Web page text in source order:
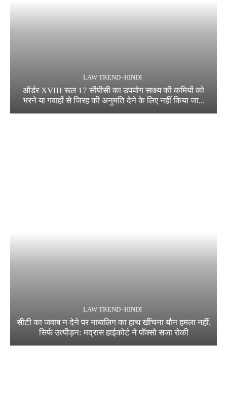
LAW TREND -HINDI
ऑर्डर XVIII रूल 17 सीपीसी का उपयोग साक्ष्य की कमियों को
भरने या गवाहों से जिरह की अनुमति देने के लिए नहीं किया जा...
LAW TREND -HINDI
सीटी का जवाब न देने पर नाबालिग का हाथ खींचना यौन हमला नहीं,
सिर्फ उत्पीड़न: मद्रास हाईकोर्ट ने पॉक्सो सजा रोकी